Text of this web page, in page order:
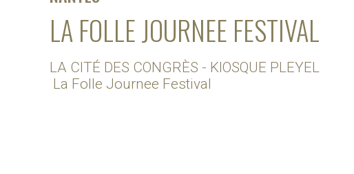
LA FOLLE JOURNEE FESTIVAL
LA CITÉ DES CONGRÈS - KIOSQUE PLEYEL
La Folle Journee Festival